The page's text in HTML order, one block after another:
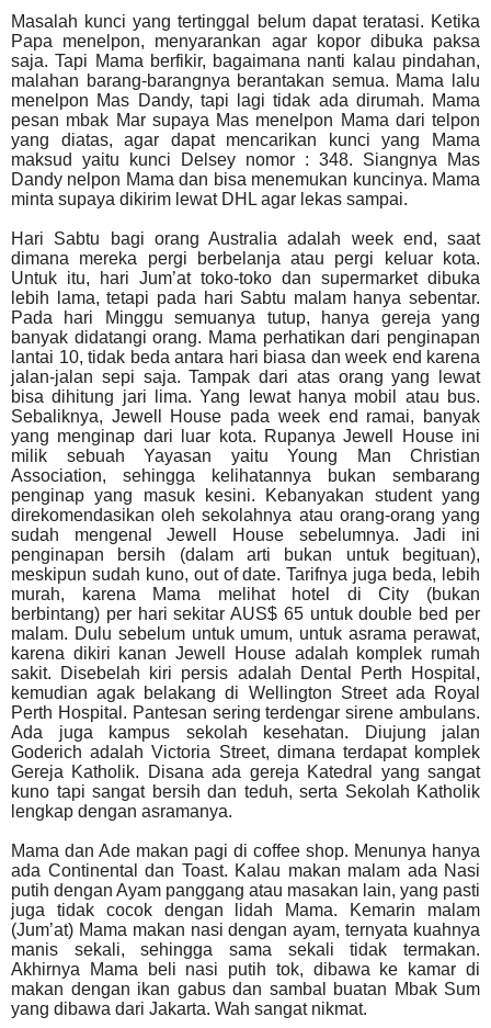
Masalah kunci yang tertinggal belum dapat teratasi. Ketika
Papa menelpon, menyarankan agar kopor dibuka paksa
saja. Tapi Mama berfikir, bagaimana nanti kalau pindahan,
malahan barang-barangnya berantakan semua. Mama lalu
menelpon Mas Dandy, tapi lagi tidak ada dirumah. Mama
pesan mbak Mar supaya Mas menelpon Mama dari telpon
yang diatas, agar dapat mencarikan kunci yang Mama
maksud yaitu kunci Delsey nomor : 348. Siangnya Mas
Dandy nelpon Mama dan bisa menemukan kuncinya. Mama
minta supaya dikirim lewat DHL agar lekas sampai.
Hari Sabtu bagi orang Australia adalah week end, saat
dimana mereka pergi berbelanja atau pergi keluar kota.
Untuk itu, hari Jum’at toko-toko dan supermarket dibuka
lebih lama, tetapi pada hari Sabtu malam hanya sebentar.
Pada hari Minggu semuanya tutup, hanya gereja yang
banyak didatangi orang. Mama perhatikan dari penginapan
lantai 10, tidak beda antara hari biasa dan week end karena
jalan-jalan sepi saja. Tampak dari atas orang yang lewat
bisa dihitung jari lima. Yang lewat hanya mobil atau bus.
Sebaliknya, Jewell House pada week end ramai, banyak
yang menginap dari luar kota. Rupanya Jewell House ini
milik sebuah Yayasan yaitu Young Man Christian
Association, sehingga kelihatannya bukan sembarang
penginap yang masuk kesini. Kebanyakan student yang
direkomendasikan oleh sekolahnya atau orang-orang yang
sudah mengenal Jewell House sebelumnya. Jadi ini
penginapan bersih (dalam arti bukan untuk begituan),
meskipun sudah kuno, out of date. Tarifnya juga beda, lebih
murah, karena Mama melihat hotel di City (bukan
berbintang) per hari sekitar AUS$ 65 untuk double bed per
malam. Dulu sebelum untuk umum, untuk asrama perawat,
karena dikiri kanan Jewell House adalah komplek rumah
sakit.
Disebelah kiri persis adalah Dental Perth Hospital,
kemudian agak belakang di Wellington Street ada Royal
Perth Hospital. Pantesan sering terdengar sirene ambulans.
Ada juga kampus sekolah kesehatan. Diujung jalan
Goderich adalah Victoria Street, dimana terdapat komplek
Gereja Katholik. Disana ada gereja Katedral yang sangat
kuno tapi sangat bersih dan teduh, serta Sekolah Katholik
lengkap dengan asramanya.
Mama dan Ade makan pagi di coffee shop. Menunya hanya
ada Continental dan Toast. Kalau makan malam ada Nasi
putih dengan Ayam panggang atau masakan lain, yang pasti
juga tidak cocok dengan lidah Mama. Kemarin malam
(Jum’at) Mama makan nasi dengan ayam, ternyata kuahnya
manis sekali, sehingga sama sekali tidak termakan.
Akhirnya Mama beli nasi putih tok, dibawa ke kamar di
makan dengan ikan gabus dan sambal buatan Mbak Sum
yang dibawa dari Jakarta. Wah sangat nikmat.